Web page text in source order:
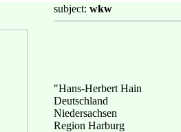
subject: wkw
"Hans-Herbert Hain
Deutschland
Niedersachsen
Region Harburg